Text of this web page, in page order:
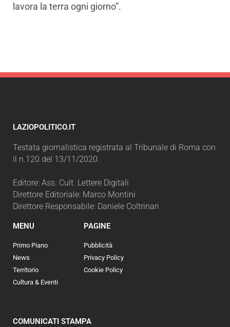
lavora la terra ogni giorno”.
LAZIOPOLITICO.IT
Testata giornalistica registrata al Tribunale di Roma con
il n.120 del 13/11/2020.
Editore: Ass. Cult. Lettere Digitali
Direttore Editoriale: Marco Montini
Direttore Responsabile: Daniele Coltrinari
MENU
Primo Piano
News
Territorio
Cultura & Eventi
PAGINE
Pubblicità
Privacy Policy
Cookie Policy
COMUNICATI STAMPA